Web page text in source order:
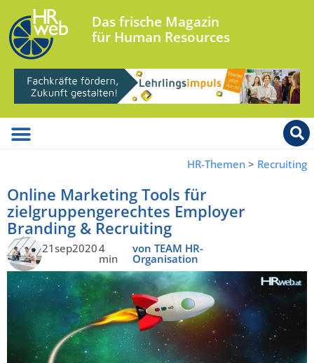
Das frische Magazin
für Human Resources
HR-Themen > Recruiting
Online Marketing Tools für
zielgruppengerechtes Employer
Branding & Recruiting
21sep20204
min
von TEAM HR-
Organisation